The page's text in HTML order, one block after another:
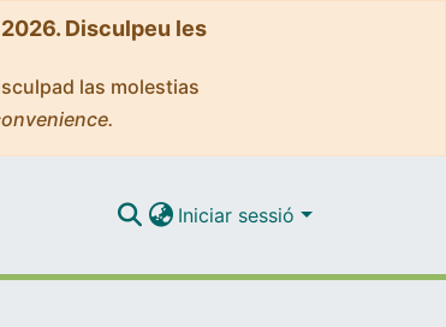
Disculpeu les
las molestias
Iniciar sessió